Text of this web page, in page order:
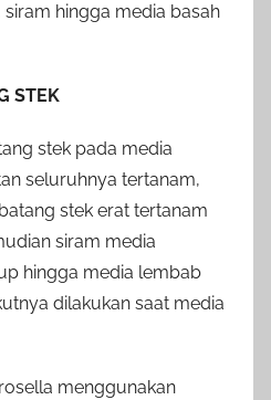
hingga media basah
STEK
stek pada media
seluruhnya tertanam,
stek erat tertanam
siram media
hingga media lembab
dilakukan saat media
menggunakan